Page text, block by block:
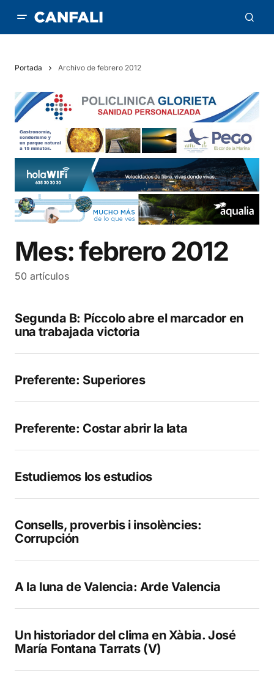
Portada Archivo de febrero 2012
Mes:febrero 2012
50 artículos
Segunda B: Píccolo abre el marcador en
una trabajada victoria
Preferente: Superiores
Preferente: Costar abrir la lata
Estudiemos los estudios
Consells, proverbis i insolències:
Corrupción
A la luna de Valencia: Arde Valencia
Un historiador del clima en Xàbia. José
María Fontana Tarrats (V)